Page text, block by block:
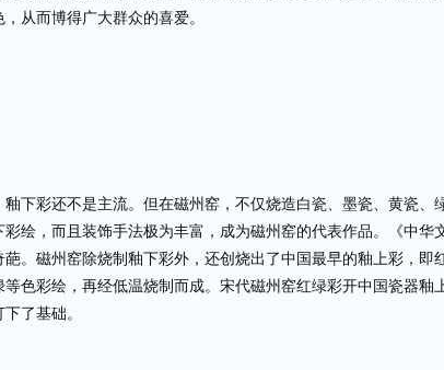
从而博得广大群众的喜爱。
下彩还不是主流。但在磁州窑，不仅烧造白瓷、墨瓷、黄瓷、
绘，而且装饰手法极为丰富，成为磁州窑的代表作品。《中华
。磁州窑除烧制釉下彩外，还创烧出了中国最早的釉上彩，即
色彩绘，再经低温烧制而成。宋代磁州窑红绿彩开中国瓷器釉
了基础。